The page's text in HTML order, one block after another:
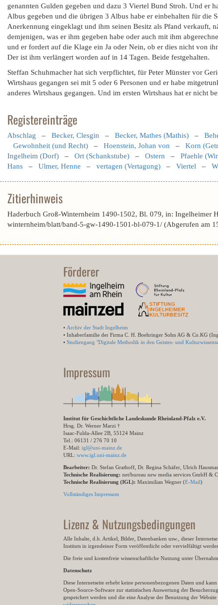
genannten Gulden gegeben und dazu 3 Viertel Bund Stroh. Und
Albus gegeben und die übrigen 3 Albus habe er einbehalten für die
Anerkennung eingeklagt und ihm seinen Besitz als Pfand verkauft,
demjenigen, was er ihm gegeben habe oder auch mit ihm
und er fordert auf die Klage ein Ja oder Nein, ob er dies nicht von
Der ist ihm verlängert worden auf in 14 Tagen. Beide festgehalten.
Steffan Schuhmacher hat sich verpflichtet, für Peter Münster vor
Wirtshaus gegangen sei mit 5 oder 6 Personen und er habe
anderes Wirtshaus gegangen. Und im ersten Wirtshaus hat er nicht
Registereinträge
Abschlag – Becker, Clesgin – Becker, Mathes (Mathis) –
Gewohnheit (und Recht) – Hoenstein, Johan von – Korn
Ingelheim (Dorf) – Ort (Schankstube) – Ostern – Pfaehle
Hans – Ulmer, Henne – vertagen (Vertagung) – Viertel –
Zitierhinweis
Haderbuch Groß-Winternheim 1490-1502, Bl. 079, in: Ingelheimer
winternheim/blatt/band-5-gw-1490-1501-bl-079-1/ (Abgerufen am
Förderer
• Archiv der Stadt Ingelheim
• Inhaberfamilie der Firma C. H. Boehringer Sohn AG & Co.KG
• Studiengang "Digitale Methodik in den Geistes- und
Impressum
Institut für Geschichtliche Landeskunde Rheinland-Pfalz e.V.
Hrsg. Dr. Werner Marzi †
Isaac-Fulda-Allee 2B, 55124 Mainz
Tel.: 06131 / 276 70 10
E-Mail: igl@uni-mainz.de
URL: www.igl.uni-mainz.de
Bearbeiter: Dr. Stefan Grathoff, Dr. Regina Schäfer, Ulrich
Technische Realisierung: net/bureau new media services GmbH &
Technische Realisierung (IGL): Maximilian Wegner (E-Mail)
Vollständiges Impressum
Lizenz & Nutzungsbedingungen
Alle Inhalte, d.h. Artikel, Bilder, Datenbanken usw., dieser
Instituts in irgendeiner Form veröffentlicht oder vervielfältigt
Die freie und kostenfreie wissenschaftliche Nutzung unter
Datenschutz
Diese Internetseite erhebt keine personenbezogenen Daten und
Open-Source-Software zur statistischen Auswertung der
gespeichert werden und die eine Analyse der Benutzung der